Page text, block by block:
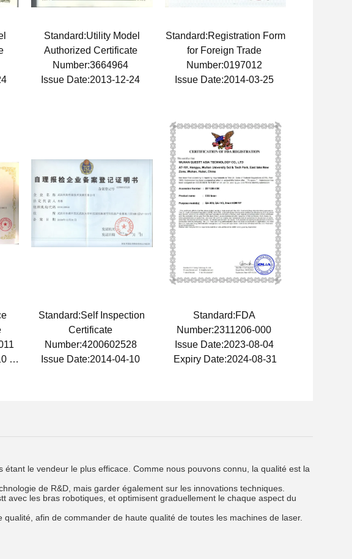
Standard:Utility Model
Authorized Certificate
Number:3664964
Issue Date:2013-12-24
Standard:Registration Form
for Foreign Trade
Number:0197012
Issue Date:2014-03-25
Standard:Self Inspection
Certificate
Number:4200602528
Issue Date:2014-04-10
Standard:FDA
Number:2311206-000
Issue Date:2023-08-04
Expiry Date:2024-08-31
le vendeur le plus efficace. Comme nous pouvons connu, la qualité est la
de R&D, mais garder également sur les innovations techniques.
avec les bras robotiques, et optimisent graduellement le chaque aspect du
afin de commander de haute qualité de toutes les machines de laser.